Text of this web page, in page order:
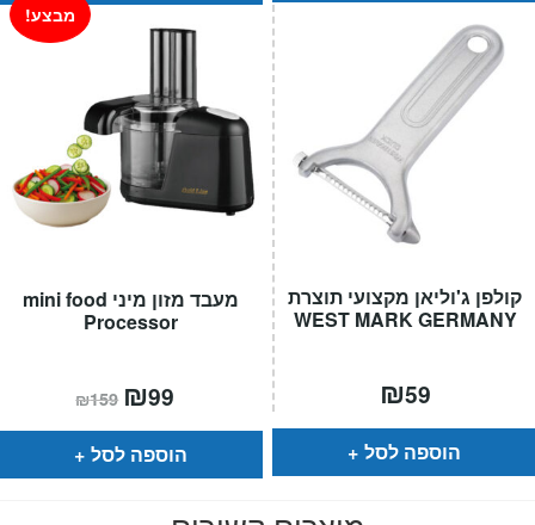
מעבד מזון מיני mini food
Processor
מבצע!
₪159 המחיר
המקורי
היה:
₪159.
₪99
הוא:
הוספה לסל
קולפן ג'וליאן מקצועי תוצרת
WEST MARK GERMANY
₪59
הוספה לסל